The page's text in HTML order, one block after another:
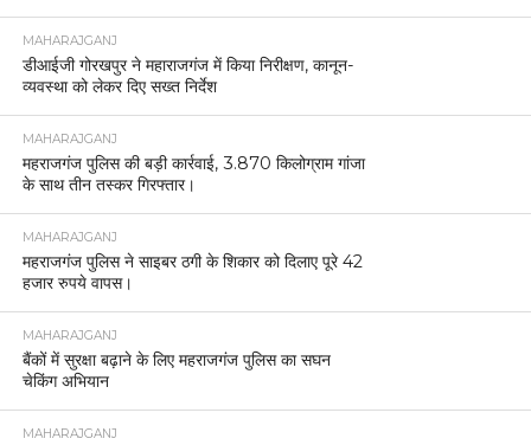
MAHARAJGANJ
डीआईजी गोरखपुर ने महाराजगंज में किया निरीक्षण, कानून-
व्यवस्था को लेकर दिए सख्त निर्देश
MAHARAJGANJ
महराजगंज पुलिस की बड़ी कार्रवाई, 3.870 किलोग्राम गांजा
के साथ तीन तस्कर गिरफ्तार।
MAHARAJGANJ
महराजगंज पुलिस ने साइबर ठगी के शिकार को दिलाए पूरे 42
हजार रुपये वापस।
MAHARAJGANJ
बैंकों में सुरक्षा बढ़ाने के लिए महराजगंज पुलिस का सघन
चेकिंग अभियान
MAHARAJGANJ